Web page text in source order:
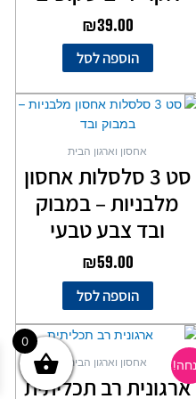
₪39.00
הוספה לסל
אחסון וארגון הבית
סט 3 סלסלות אחסון
מלבניות – במבוק
ובד צבע טבעי
₪59.00
הוספה לסל
אחסון וארגון הבית
ארגונית רב תכליתית
המחיר
המקורי
המחיר
הנוכחי
הוא:
למוצר
זה
יש
מספר
0